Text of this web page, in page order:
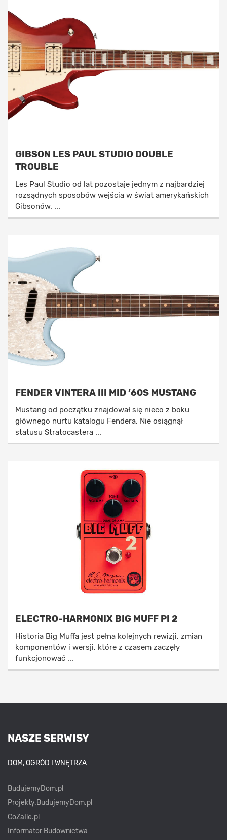
GIBSON LES PAUL STUDIO DOUBLE
TROUBLE
Les Paul Studio od lat pozostaje jednym z najbardziej
rozsądnych sposobów wejścia w świat amerykańskich
Gibsonów. ...
FENDER VINTERA III MID ’60S MUSTANG
Mustang od początku znajdował się nieco z boku
głównego nurtu katalogu Fendera. Nie osiągnął
statusu Stratocastera ...
ELECTRO-HARMONIX BIG MUFF PI 2
Historia Big Muffa jest pełna kolejnych rewizji, zmian
komponentów i wersji, które z czasem zaczęły
funkcjonować ...
NASZE SERWISY
DOM, OGRÓD I WNĘTRZA
BudujemyDom.pl
Projekty.BudujemyDom.pl
CoZaIle.pl
Informator Budownictwa